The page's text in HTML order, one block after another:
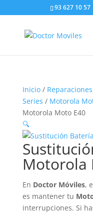
93 627 10 57
Inicio/
Series / Motorola
Motorola Moto E40
🔍
Motorola
En Doctor Móviles,
es mantener tu
interrupciones. Si